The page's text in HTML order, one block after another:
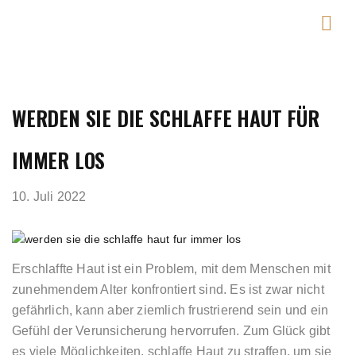
WERDEN SIE DIE SCHLAFFE HAUT FÜR
IMMER LOS
10. Juli 2022
Erschlaffte Haut ist ein Problem, mit dem Menschen mit
zunehmendem Alter konfrontiert sind. Es ist zwar nicht
gefährlich, kann aber ziemlich frustrierend sein und ein
Gefühl der Verunsicherung hervorrufen. Zum Glück gibt
es viele Möglichkeiten, schlaffe Haut zu straffen, um sie